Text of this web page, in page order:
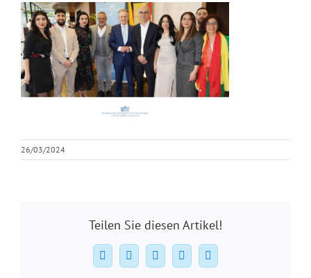
26/03/2024
Teilen Sie diesen Artikel!
Facebook
X WhatsAppPinterest
E-
Mail